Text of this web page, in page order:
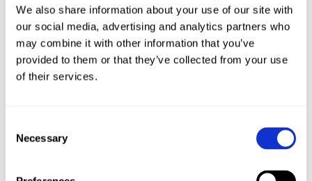
We also share information about your use of our site with
our social media, advertising and analytics partners who
may combine it with other information that you’ve
provided to them or that they’ve collected from your use
of their services.
Selection
Necessary
Michelle am 13/03/2018 um 17:59
Ich würde gerne mit meiner Familie die Schoki
teilen, weil ich bis dato tatsächlich noch nie von
Marabou gehört habe und mich gerne mal